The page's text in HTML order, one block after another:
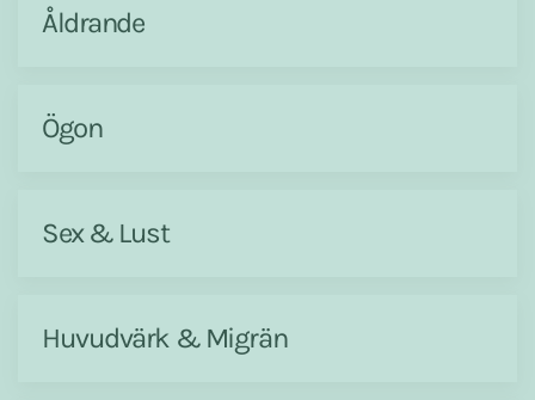
Åldrande
Ögon
Sex & Lust
Huvudvärk & Migrän